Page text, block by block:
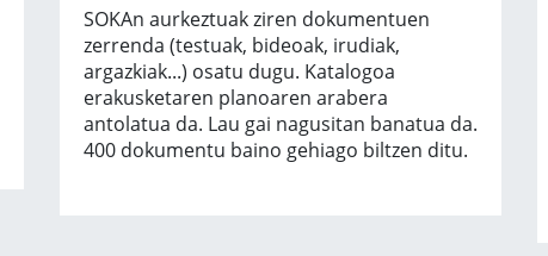
SOKAn aurkeztuak ziren dokumentuen
zerrenda (testuak, bideoak, irudiak,
argazkiak...) osatu dugu. Katalogoa
erakusketaren planoaren arabera
antolatua da. Lau gai nagusitan banatua da.
400 dokumentu baino gehiago biltzen ditu.